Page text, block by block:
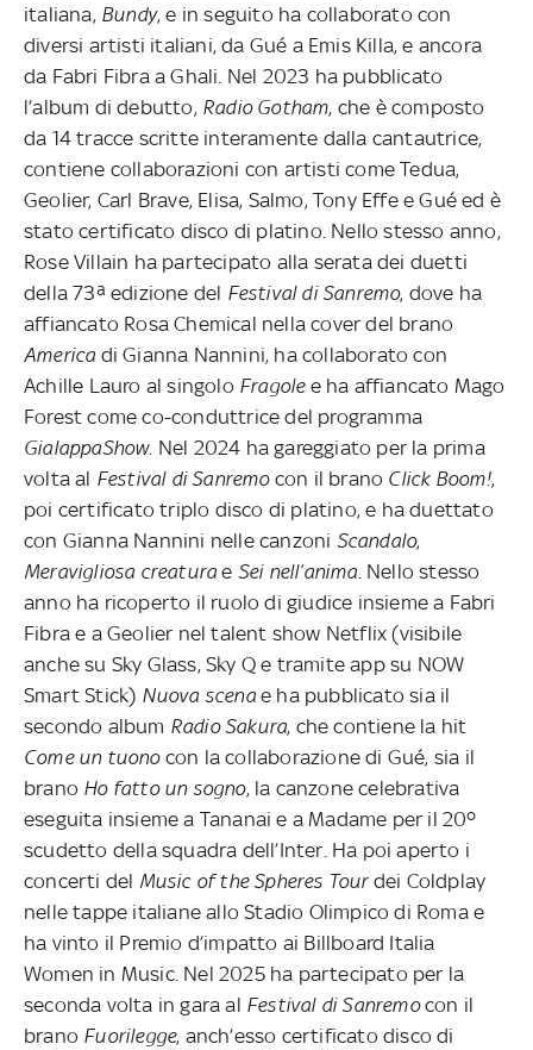
italiana, Bundy, e in seguito ha collaborato con
diversi artisti italiani, da Gué a Emis Killa, e ancora
da Fabri Fibra a Ghali. Nel 2023 ha pubblicato
l’album di debutto, Radio Gotham, che è composto
da 14 tracce scritte interamente dalla cantautrice,
contiene collaborazioni con artisti come Tedua,
Geolier, Carl Brave, Elisa, Salmo, Tony Effe e Gué ed è
stato certificato disco di platino. Nello stesso anno,
Rose Villain ha partecipato alla serata dei duetti
della 73ª edizione del Festival di Sanremo, dove ha
affiancato Rosa Chemical nella cover del brano
Americadi Gianna Nannini, ha collaborato con
Achille Lauro al singolo Fragolee ha affiancato Mago
Forest come co-conduttrice del programma
GialappaShow. Nel 2024 ha gareggiato per la prima
volta al Festival di Sanremocon il brano Click Boom!,
poi certificato triplo disco di platino, e ha duettato
con Gianna Nannini nelle canzoni Scandalo,
Meravigliosa creaturae Sei nell’anima. Nello stesso
anno ha ricoperto il ruolo di giudice insieme a Fabri
Fibra e a Geolier nel talent show Netflix (visibile
anche su Sky Glass, Sky Q e tramite app su NOW
Smart Stick) Nuova scenae ha pubblicato sia il
secondo album Radio Sakura, che contiene la hit
Come un tuonocon la collaborazione di Gué, sia il
brano Ho fatto un sogno, la canzone celebrativa
eseguita insieme a Tananai e a Madame per il 20º
scudetto della squadra dell’Inter. Ha poi aperto i
concerti del Music of the Spheres Tourdei Coldplay
nelle tappe italiane allo Stadio Olimpico di Roma e
ha vinto il Premio d’impatto ai Billboard Italia
Women in Music. Nel 2025 ha partecipato per la
seconda volta in gara al Festival di Sanremocon il
brano Fuorilegge, anch’esso certificato disco di